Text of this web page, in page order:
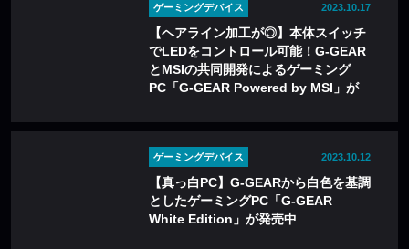
ゲーミングデバイス 2023.10.17
【ヘアライン加工が◎】本体スイッチ
でLEDをコントロール可能！G-GEAR
とMSIの共同開発によるゲーミング
PC「G-GEAR Powered by MSI」が
ゲーミングデバイス 2023.10.12
【真っ白PC】G-GEARから白色を基調
としたゲーミングPC「G-GEAR
White Edition」が発売中